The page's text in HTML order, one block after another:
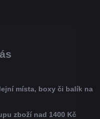
místa, boxy či balík na
zboží nad 1400 Kč